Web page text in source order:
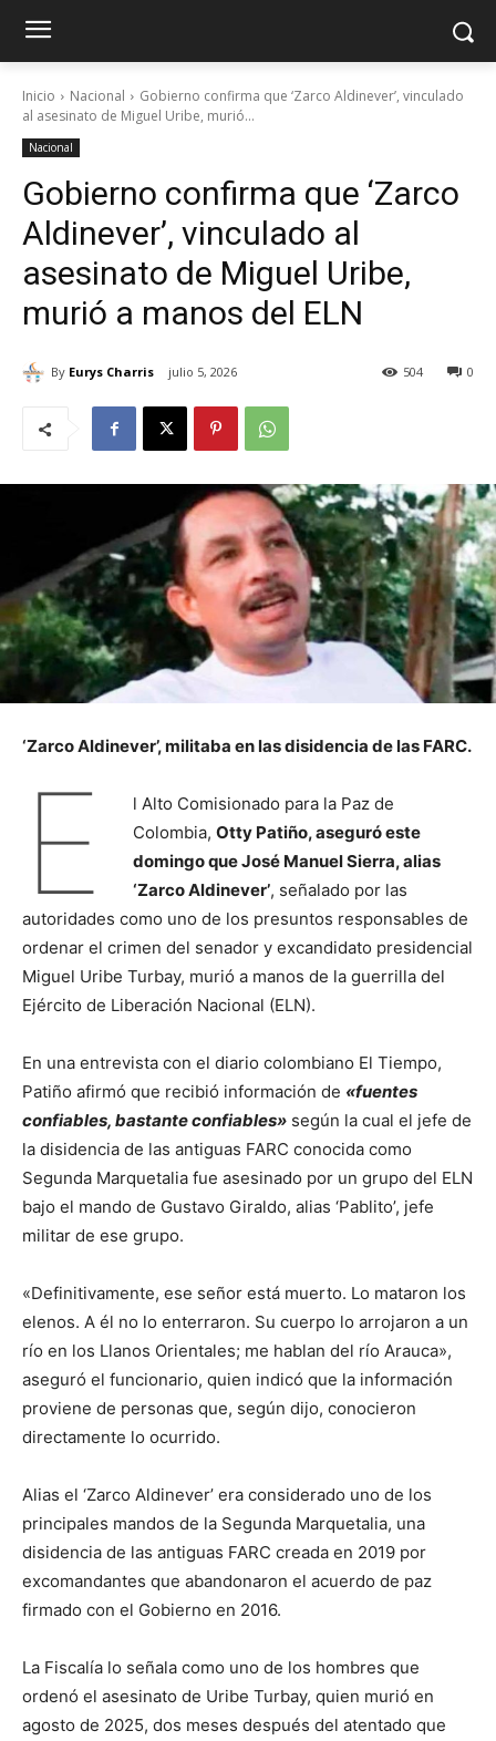
Inicio Nacional
Gobierno confirma que ‘Zarco Aldinever’, vinculado
al asesinato de Miguel Uribe, murió...
Nacional
Gobierno confirma que ‘Zarco
Aldinever’, vinculado al
asesinato de Miguel Uribe,
murió a manos del ELN
By Eurys Charris julio 5, 2026 0
504
‘Zarco Aldinever’, militaba en las disidencia de las FARC.
E
l Alto Comisionado para la Paz de
Colombia, Otty Patiño, aseguró este
domingo que José Manuel Sierra, alias
‘Zarco Aldinever’, señalado por las
autoridades como uno de los presuntos responsables de
ordenar el crimen del senador y excandidato presidencial
Miguel Uribe Turbay, murió a manos de la guerrilla del
Ejército de Liberación Nacional (ELN).
En una entrevista con el diario colombiano El Tiempo,
Patiño afirmó que recibió información de «fuentes
confiables, bastante confiables» según la cual el jefe de
la disidencia de las antiguas FARC conocida como
Segunda Marquetalia fue asesinado por un grupo del ELN
bajo el mando de Gustavo Giraldo, alias ‘Pablito’, jefe
militar de ese grupo.
«Definitivamente, ese señor está muerto. Lo mataron los
elenos. A él no lo enterraron. Su cuerpo lo arrojaron a un
río en los Llanos Orientales; me hablan del río Arauca»,
aseguró el funcionario, quien indicó que la información
proviene de personas que, según dijo, conocieron
directamente lo ocurrido.
Alias el ‘Zarco Aldinever’ era considerado uno de los
principales mandos de la Segunda Marquetalia, una
disidencia de las antiguas FARC creada en 2019 por
excomandantes que abandonaron el acuerdo de paz
firmado con el Gobierno en 2016.
La Fiscalía lo señala como uno de los hombres que
ordenó el asesinato de Uribe Turbay, quien murió en
agosto de 2025, dos meses después del atentado que